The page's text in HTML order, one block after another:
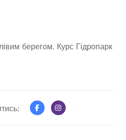
берегом. Курс Гідропарк